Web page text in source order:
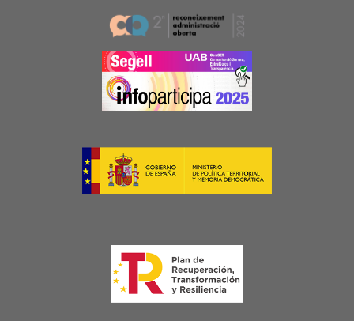
Image
Image